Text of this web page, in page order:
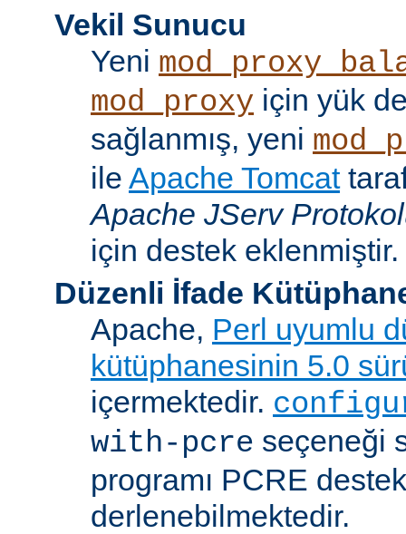
Vekil Sunucu
Yeni
mod_proxy için yük
sağlanmış, yeni
ile Apache Tomcat
Apache JServ
için destek eklenmiştir.
Düzenli İfade
Apache, Perl uyumlu
kütüphanesinin 5.0
içermektedir.
with-pcre seçeneği
programı PCRE
derlenebilmektedir.